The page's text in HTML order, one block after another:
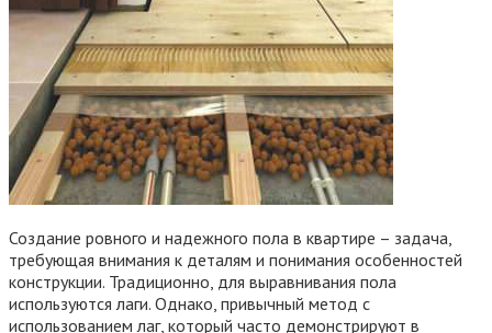
Создание ровного и надежного пола в квартире – задача,
требующая внимания к деталям и понимания особенностей
конструкции. Традиционно, для выравнивания пола
используются лаги. Однако, привычный метод с
использованием лаг, который часто демонстрируют в